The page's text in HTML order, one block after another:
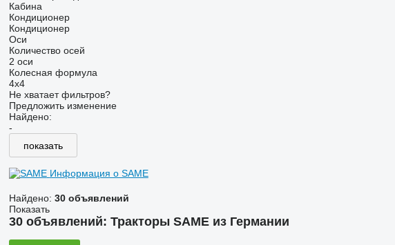
Кабина
Кондиционер
Кондиционер
Оси
Количество осей
2 оси
Колесная формула
4x4
Не хватает фильтров?
Предложить изменение
Найдено:
-
показать
Информация о SAME
Найдено: 30 объявлений
Показать
30 объявлений: Тракторы SAME из Германии